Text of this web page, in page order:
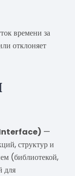
времени за
отклоняет
—
структур и
(библиотекой,
для